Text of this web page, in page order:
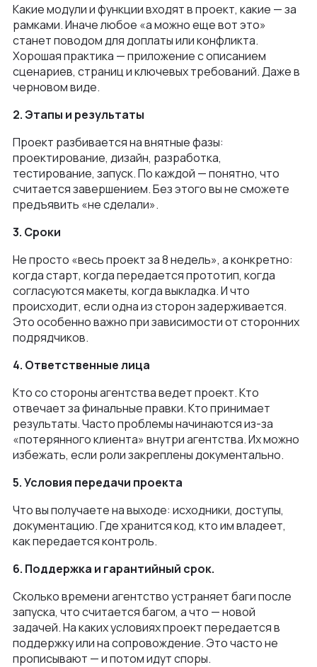
Какие модули и функции входят в проект, какие — за
рамками. Иначе любое «а можно еще вот это»
станет поводом для доплаты или конфликта.
Хорошая практика — приложение с описанием
сценариев, страниц и ключевых требований. Даже в
черновом виде.
2. Этапы и результаты
Проект разбивается на внятные фазы:
проектирование, дизайн, разработка,
тестирование, запуск. По каждой — понятно, что
считается завершением. Без этого вы не сможете
предъявить «не сделали».
3. Сроки
Не просто «весь проект за 8 недель», а конкретно:
когда старт, когда передается прототип, когда
согласуются макеты, когда выкладка. И что
происходит, если одна из сторон задерживается.
Это особенно важно при зависимости от сторонних
подрядчиков.
4. Ответственные лица
Кто со стороны агентства ведет проект. Кто
отвечает за финальные правки. Кто принимает
результаты. Часто проблемы начинаются из-за
«потерянного клиента» внутри агентства. Их можно
избежать, если роли закреплены документально.
5. Условия передачи проекта
Что вы получаете на выходе: исходники, доступы,
документацию. Где хранится код, кто им владеет,
как передается контроль.
6. Поддержка и гарантийный срок.
Сколько времени агентство устраняет баги после
запуска, что считается багом, а что — новой
задачей. На каких условиях проект передается в
поддержку или на сопровождение. Это часто не
прописывают — и потом идут споры.